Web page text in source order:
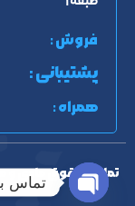
فروش :
پشتیبانی :
همراه :
تمامی حقوق مادی و
تماس